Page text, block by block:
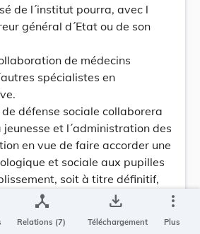
de l´institut pourra, avec l
général d´Etat ou de son
de médecins
spécialistes en
défense sociale collaborera
et l´administration des
en vue de faire accorder une
et sociale aux pupilles
soit à titre définitif,
de l´institut peut être invité à
sur les cas et les problèmes
device_hub
Relations (7)
save_alt
Téléchargement
more_vert
Plus